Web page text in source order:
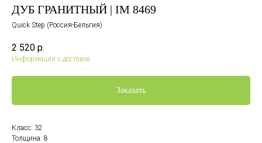
ДУБ ГРАНИТНЫЙ | IM 8469
Quick Step (Россия-Бельгия)
2 520 р.
Информация о доставке
Заказать
Класс: 32
Толщина: 8